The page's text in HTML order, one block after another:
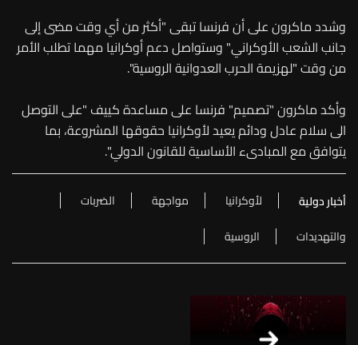
وشدد ماكرون على أن فرنسا تبقى "أكثر من أي وقت مضى إلى
جانب الشعب الأوكراني" وستواصل دعم أوكرانيا مهما تطلب الأمر
من وقت "لهزيمة الحرب العدوانية الروسية".
وأكد ماكرون "تصميم" فرنسا على مساعدة كييف "على التوصل
الى سلام عادل ودائم يعيد لأوكرانيا حقوقها المشروعة، بما
يتوافق مع المبادىء الأساسية للقانون الدولي".
أخبار دولية لأوكرانيا مواجهة
الضربات
والتهديدات
الروسية